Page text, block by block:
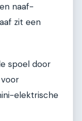
naaf-
zit een
spoel door
elektrische